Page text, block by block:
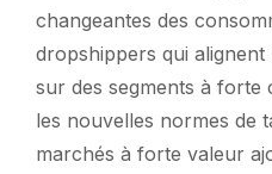
changeantes des
dropshippers qui
sur des segments à forte
les nouvelles normes de
marchés à forte valeur